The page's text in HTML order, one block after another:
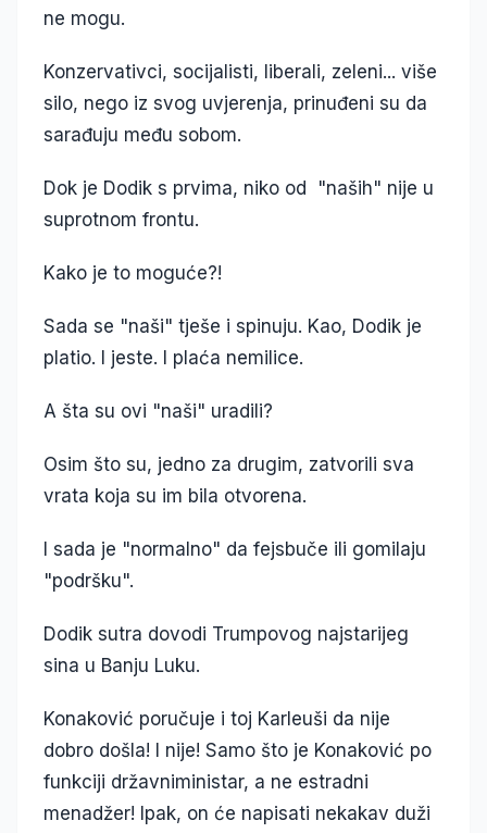
ne mogu.
Konzervativci, socijalisti, liberali, zeleni... više
silo, nego iz svog uvjerenja, prinuđeni su da
sarađuju među sobom.
Dok je Dodik s prvima, niko od "naših" nije u
suprotnom frontu.
Kako je to moguće?!
Sada se "naši" tješe i spinuju. Kao, Dodik je
platio. I jeste. I plaća nemilice.
A šta su ovi "naši" uradili?
Osim što su, jedno za drugim, zatvorili sva
vrata koja su im bila otvorena.
I sada je "normalno" da fejsbuče ili gomilaju
"podršku".
Dodik sutra dovodi Trumpovog najstarijeg
sina u Banju Luku.
Konaković poručuje i toj Karleuši da nije
dobro došla! I nije! Samo što je Konaković po
funkciji državniministar, a ne estradni
menadžer! Ipak, on će napisati nekakav duži